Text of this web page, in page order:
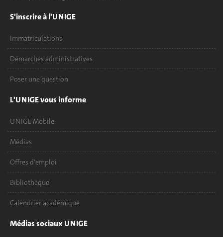
S'inscrire à l'UNIGE
Immatriculations
Démarches administratives
Poser une question
L'UNIGE vous informe
UNIGE Mobile
Médias
Offres d'emploi
Bibliothèque
Calendrier académique
Médias sociaux UNIGE